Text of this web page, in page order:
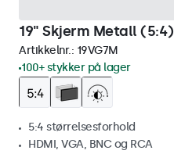
19" Skjerm Metall (5:4)
Artikkelnr.: 19VG7M
100+ stykker på lager
5:4 størrelsesforhold
HDMI, VGA, BNC og RCA